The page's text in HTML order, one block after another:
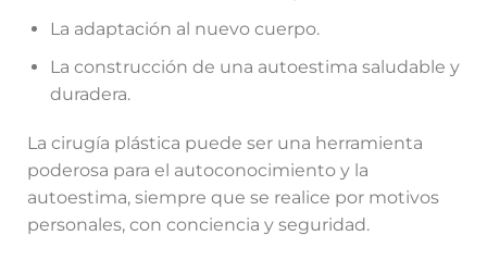
La adaptación al nuevo cuerpo.
La construcción de una autoestima saludable y
duradera.
La cirugía plástica puede ser una herramienta
poderosa para el autoconocimiento y la
autoestima, siempre que se realice por motivos
personales, con conciencia y seguridad.